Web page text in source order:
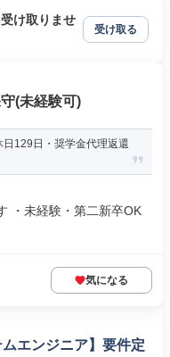
け取りませ
受け取る
(未経験可)
日129日・奨学金代理返還
・未経験・第二新卒OK
気になる
エンジニア】要件定